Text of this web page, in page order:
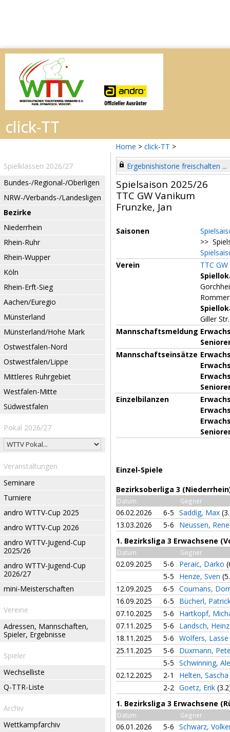
Home > click-TT >
Spielklassen 2026/27
Bundes-/Regional-/Oberligen
NRW-/Verbands-/Landesligen
Bezirke
Niederrhein
Rhein-Ruhr
Rhein-Wupper
Köln
Rhein-Erft-Sieg
Aachen/Euregio
Münsterland
Münsterland/Hohe Mark
Ostwestfalen-Nord
Ostwestfalen/Lippe
Mittleres Ruhrgebiet
Westfalen-Mitte
Südwestfalen
Pokal 2026/27
Veranstaltungen
Seminare
Turniere
andro WTTV-Cup 2025
andro WTTV-Cup 2026
andro WTTV-Jugend-Cup
2025/26
andro WTTV-Jugend-Cup
2026/27
mini-Meisterschaften
Vereine
Adressen, Mannschaften,
Spieler, Ergebnisse
Spieler
Wechselliste
Q-TTR-Liste
Archiv
Wettkampfarchiv
Ergebnishistorie freischalten ...
Spielsaison 2025/26
TTC GW Vanikum
Frunzke, Jan
Saisonen
>>
Verein
TTC
Giller
Mannschaftsmeldung
Mannschaftseinsätze
Einzelbilanzen
Einzel-Spiele
Bezirksoberliga 3
Datum Gegner
06.02.2026 6-5 Saddig, Max
13.03.2026
5-6
Neussen,
1. Bezirksliga 3 Erwachsene
Datum Gegner
02.09.2025 5-6 Peraic, Darko
5-5
Henze, Sven
12.09.2025
6-5 Coumans,
16.09.2025
6-5
Bücherl,
07.10.2025
5-6
Hartkopf,
07.11.2025
5-6
Landsch,
18.11.2025
5-6 Wolfers, Lasse
25.11.2025
5-6
Düxmann,
5-5 Schwinning,
02.12.2025
2-1
Helten, Sascha
2-2 Goetz, Erik
1. Bezirksliga 3 Erwachsene
Datum Gegner
06.01.2026 5-6 Schwarz,